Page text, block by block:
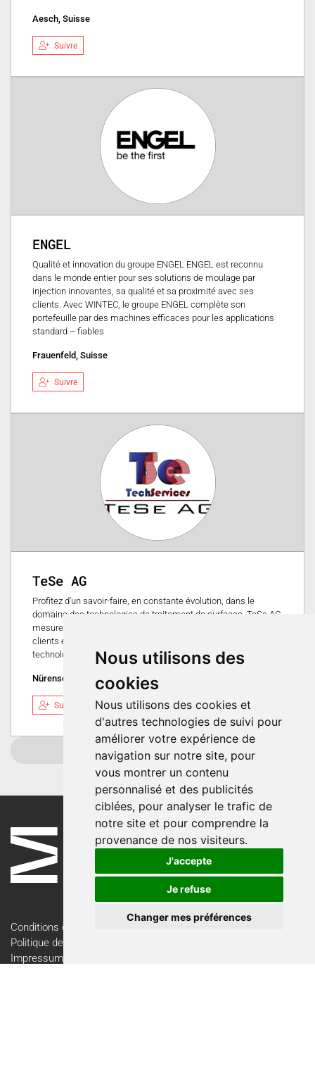
Nous utilisons des
cookies
Nous utilisons des cookies et
d'autres technologies de suivi pour
améliorer votre expérience de
navigation sur notre site, pour
vous montrer un contenu
personnalisé et des publicités
ciblées, pour analyser le trafic de
notre site et pour comprendre la
provenance de nos visiteurs.
J'accepte
Je refuse
Changer mes préférences
Aesch, Suisse
Suivre
ENGEL
Qualité et innovation du groupe ENGEL ENGEL est reconnu
dans le monde entier pour ses solutions de moulage par
injection innovantes, sa qualité et sa proximité avec ses
clients. Avec WINTEC, le groupe ENGEL complète son
portefeuille par des machines efficaces pour les applications
standard – fiables
Frauenfeld, Suisse
Suivre
TeSe AG
Profitez d'un savoir-faire, en constante évolution, dans le
domaine des technologies de traitement de surfaces. TeSe AG
mesure et analyse l'état des surfaces des pièces de ses
clients et effectue des essais d'application avec diverses
technologies de traitement de surfaces et machines.
Nürensdorf, Suisse
Suivre
Charger plus
Conditions d'utilisation
Politique de confidentialité
Impressum